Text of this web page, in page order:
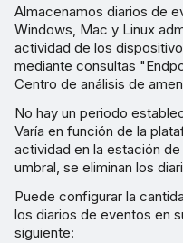
Almacenamos diarios de
Windows, Mac y Linux
actividad de los
mediante consultas
Centro de análisis de
No hay un periodo
Varía en función de la
actividad en la estación
umbral, se eliminan los
Puede configurar la
los diarios de eventos en
siguiente: